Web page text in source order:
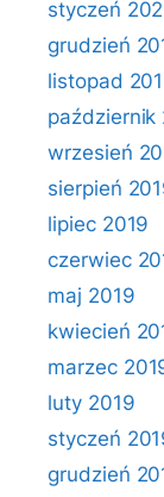
styczeń
grudzień
listopad
październik
wrzesień
sierpień
lipiec 2019
czerwiec
maj 2019
kwiecień
marzec
luty 2019
styczeń
grudzień